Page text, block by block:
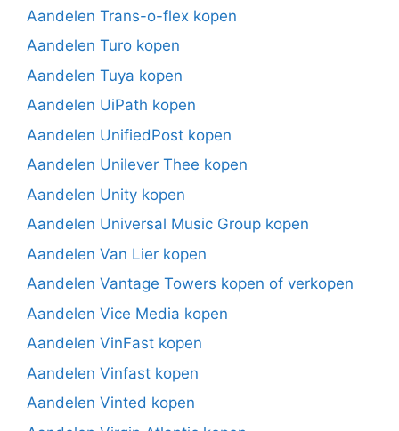
Aandelen Trans-o-flex kopen
Aandelen Turo kopen
Aandelen Tuya kopen
Aandelen UiPath kopen
Aandelen UnifiedPost kopen
Aandelen Unilever Thee kopen
Aandelen Unity kopen
Aandelen Universal Music Group kopen
Aandelen Van Lier kopen
Aandelen Vantage Towers kopen of verkopen
Aandelen Vice Media kopen
Aandelen VinFast kopen
Aandelen Vinfast kopen
Aandelen Vinted kopen